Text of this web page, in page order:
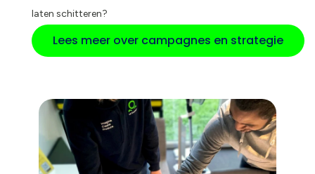
laten schitteren?
Lees meer over campagnes en strategie